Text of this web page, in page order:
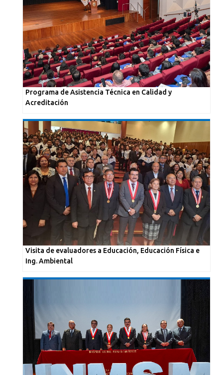
Programa de Asistencia Técnica en Calidad y
Acreditación
Visita de evaluadores a Educación, Educación Física e
Ing. Ambiental